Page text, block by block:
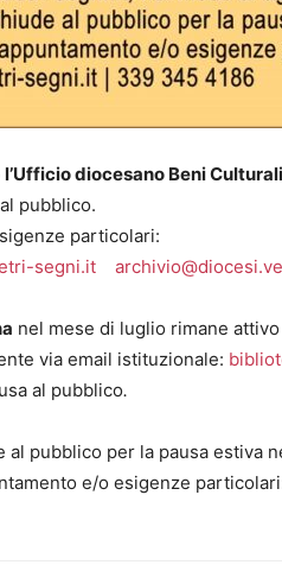
l’Ufficio diocesano Beni
pubblico.
particolari:
segni.it
nel mese di luglio rimane
via email istituzionale:
al pubblico.
al pubblico per la pausa estiva
e/o esigenze